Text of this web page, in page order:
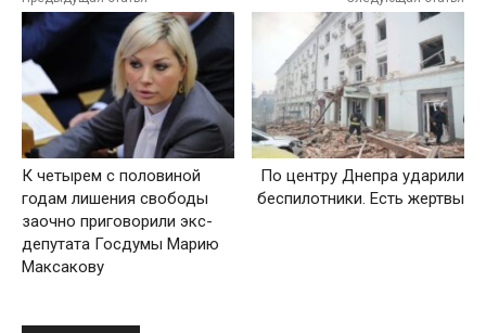
К четырем с половиной
годам лишения свободы
заочно приговорили экс-
депутата Госдумы Марию
Максакову
По центру Днепра ударили
беспилотники. Есть жертвы